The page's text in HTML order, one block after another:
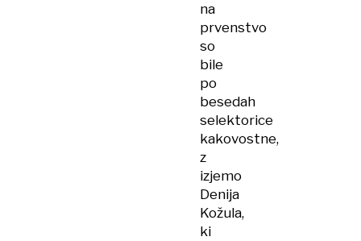
na
prvenstvo
so
bile
po
besedah
selektorice
kakovostne,
z
izjemo
Denija
Kožula,
ki